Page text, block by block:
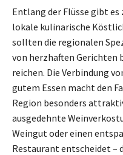
Entlang der Flüsse gibt
lokale kulinarische
sollten die regionalen
von herzhaften Gerichten
reichen. Die Verbindung
gutem Essen macht den
Region besonders
ausgedehnte
Weingut oder einen
Restaurant entscheidet –